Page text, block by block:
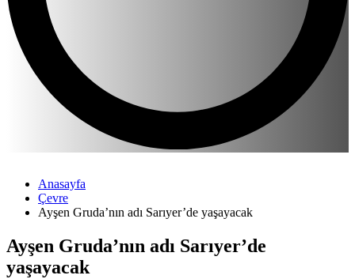
Anasayfa
Çevre
Ayşen Gruda’nın adı Sarıyer’de yaşayacak
Ayşen Gruda’nın adı Sarıyer’de
yaşayacak